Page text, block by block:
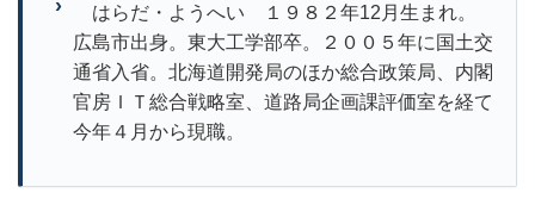
はらだ・ようへい １９８２年12月生まれ。
広島市出身。東大工学部卒。２００５年に国土交
通省入省。北海道開発局のほか総合政策局、内閣
官房ＩＴ総合戦略室、道路局企画課評価室を経て
今年４月から現職。